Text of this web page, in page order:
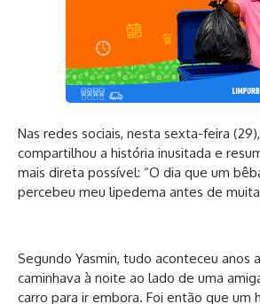
Nas redes sociais, nesta sexta-feira
compartilhou a história inusitada e
mais direta possível: “O dia que um
percebeu meu lipedema antes de
Segundo Yasmin, tudo aconteceu anos
caminhava à noite ao lado de uma
carro para ir embora. Foi então que um